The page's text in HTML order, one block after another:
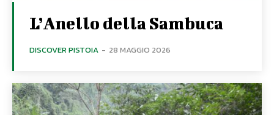
L’Anello della Sambuca
DISCOVER PISTOIA - 28 MAGGIO 2026